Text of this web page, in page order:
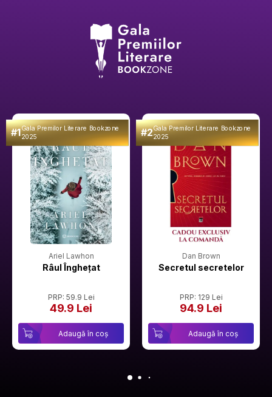
#1Gala Premilor Literare Bookzone
2025
Ariel Lawhon
Râul Înghețat
PRP: 59.9 Lei
49.9 Lei
Adaugă în coș
#2Gala Premilor Literare Bookzone
2025
Dan Brown
Secretul secretelor
PRP: 129 Lei
94.9 Lei
Adaugă în coș